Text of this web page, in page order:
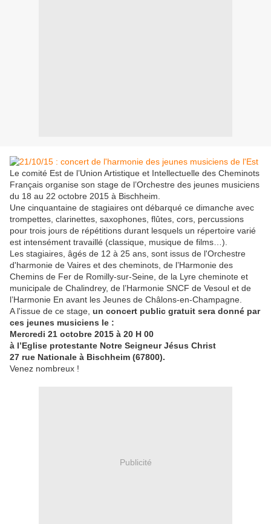
Le comité Est de l’Union Artistique et Intellectuelle des Cheminots
Français organise son stage de l’Orchestre des jeunes musiciens
du 18 au 22 octobre 2015 à Bischheim.
Une cinquantaine de stagiaires ont débarqué ce dimanche avec
trompettes, clarinettes, saxophones, flûtes, cors, percussions
pour trois jours de répétitions durant lesquels un répertoire varié
est intensément travaillé (classique, musique de films…).
Les stagiaires, âgés de 12 à 25 ans, sont issus de l'Orchestre
d'harmonie de Vaires et des cheminots, de l’Harmonie des
Chemins de Fer de Romilly-sur-Seine, de la Lyre cheminote et
municipale de Chalindrey, de l’Harmonie SNCF de Vesoul et de
l’Harmonie En avant les Jeunes de Châlons-en-Champagne.
A l'issue de ce stage, un concert public gratuit sera donné par
ces jeunes musiciens le :
Mercredi 21 octobre 2015 à 20 H 00
à l’Eglise protestante Notre Seigneur Jésus Christ
27 rue Nationale à Bischheim (67800).
Venez nombreux !
Publicité